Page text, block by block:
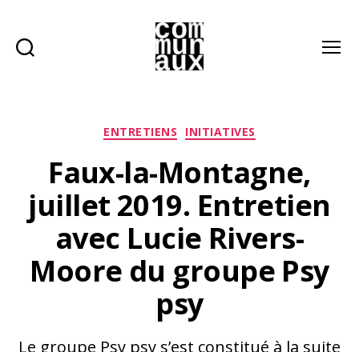
Catégories
ENTRETIENS INITIATIVES
Faux-la-Montagne,
juillet 2019. Entretien
avec Lucie Rivers-
Moore du groupe Psy
psy
Le groupe Psy psy s’est constitué à la suite